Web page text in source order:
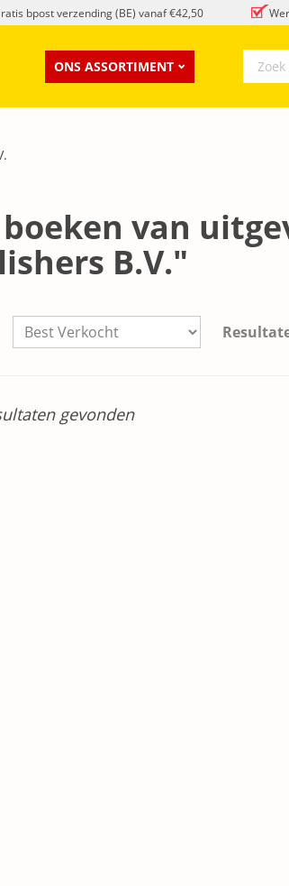
bpost verzending (BE) vanaf €42,50
ONS ASSORTIMENT
van
B.V."
gevonden